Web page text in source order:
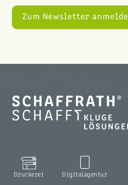
Druckerei Digitalagentur